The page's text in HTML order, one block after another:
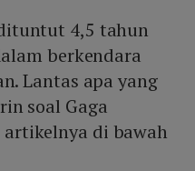
4,5 tahun
berkendara
Lantas apa yang
soal Gaga
di bawah